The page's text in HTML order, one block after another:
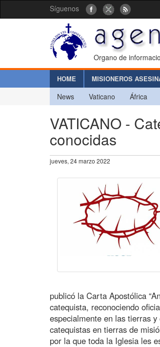
Síguenos
Organo de
HOME MISIONEROS
News Vaticano África
VATICANO -
conocidas
jueves, 24 marzo 2022
publicó la Carta Apostólica
catequista, reconociendo
especialmente en las tierras
catequistas en tierras de
por la que toda la Iglesia les